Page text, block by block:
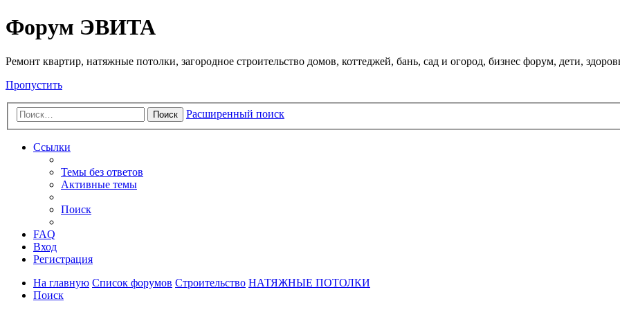
Регистрация
Форум ЭВИТА
Ремонт квартир, натяжные потолки, загородное строительство домов, коттеджей, бань, сад и огород, бизнес форум, дети,
Пропустить
Поиск Расширенный поиск
Ссылки
Темы без ответов
Активные темы
Поиск
FAQ
Вход
Регистрация
На главную Список форумов Строительство НАТЯЖНЫЕ ПОТОЛКИ
Поиск